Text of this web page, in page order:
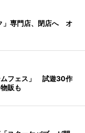
」専門店、閉店へ オ
ムフェス」 試遊30作
販も